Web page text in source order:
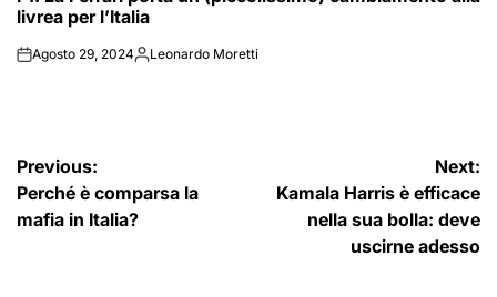
livrea per l’Italia
onAgosto 29, 2024Posted
Leonardo Moretti
Navigazione
articoli
Previous:
Perché è comparsa la
mafia in Italia?
Next:
Kamala Harris è efficace
nella sua bolla: deve
uscirne adesso